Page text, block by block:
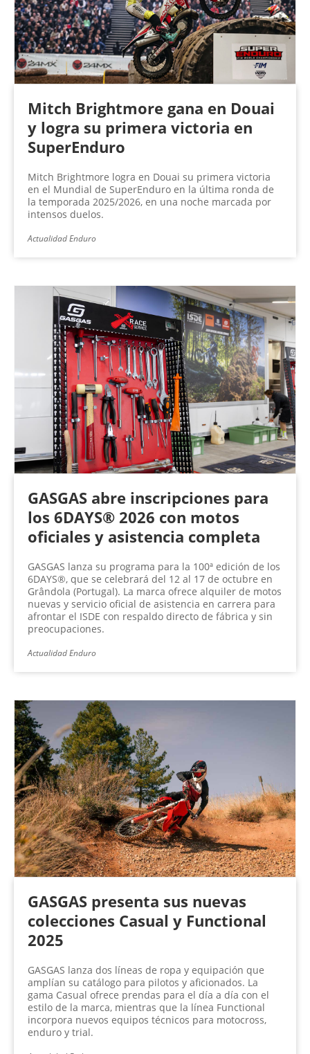
Mitch Brightmore gana en Douai
y logra su primera victoria en
SuperEnduro
Mitch Brightmore logra en Douai su primera victoria
en el Mundial de SuperEnduro en la última ronda de
la temporada 2025/2026, en una noche marcada por
intensos duelos.
Actualidad Enduro
GASGAS abre inscripciones para
los 6DAYS® 2026 con motos
oficiales y asistencia completa
GASGAS lanza su programa para la 100ª edición de los
6DAYS®, que se celebrará del 12 al 17 de octubre en
Grândola (Portugal). La marca ofrece alquiler de motos
nuevas y servicio oficial de asistencia en carrera para
afrontar el ISDE con respaldo directo de fábrica y sin
preocupaciones.
Actualidad Enduro
GASGAS presenta sus nuevas
colecciones Casual y Functional
2025
GASGAS lanza dos líneas de ropa y equipación que
amplían su catálogo para pilotos y aficionados. La
gama Casual ofrece prendas para el día a día con el
estilo de la marca, mientras que la línea Functional
incorpora nuevos equipos técnicos para motocross,
enduro y trial.